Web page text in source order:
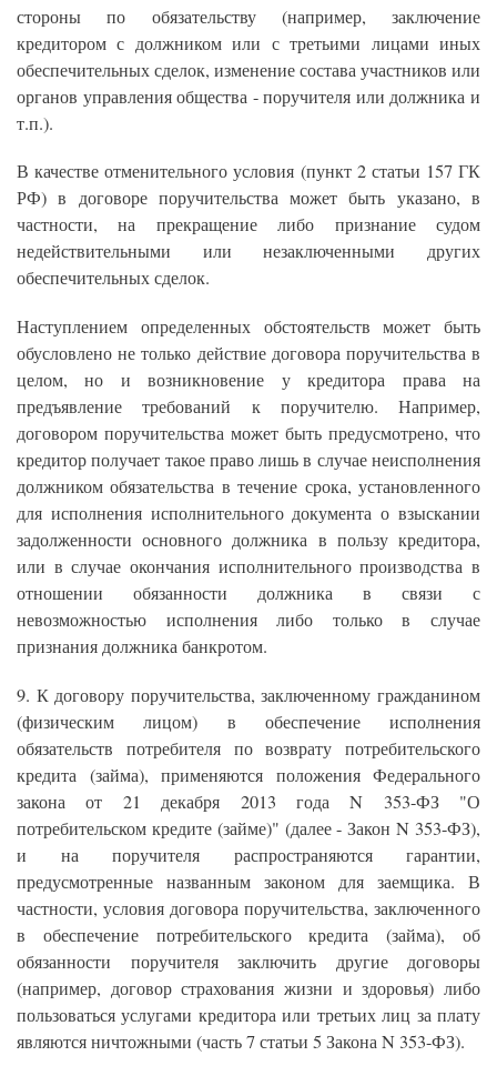
стороны по обязательству (например, заключение
кредитором с должником или с третьими лицами иных
обеспечительных сделок, изменение состава участников или
органов управления общества - поручителя или должника и
т.п.).
В качестве отменительного условия (пункт 2 статьи 157 ГК
РФ) в договоре поручительства может быть указано, в
частности, на прекращение либо признание судом
недействительными или незаключенными других
обеспечительных сделок.
Наступлением определенных обстоятельств может быть
обусловлено не только действие договора поручительства в
целом, но и возникновение у кредитора права на
предъявление требований к поручителю. Например,
договором поручительства может быть предусмотрено, что
кредитор получает такое право лишь в случае неисполнения
должником обязательства в течение срока, установленного
для исполнения исполнительного документа о взыскании
задолженности основного должника в пользу кредитора,
или в случае окончания исполнительного производства в
отношении обязанности должника в связи с
невозможностью исполнения либо только в случае
признания должника банкротом.
9. К договору поручительства, заключенному гражданином
(физическим лицом) в обеспечение исполнения
обязательств потребителя по возврату потребительского
кредита (займа), применяются положения Федерального
закона от 21 декабря 2013 года N 353-ФЗ "О
потребительском кредите (займе)" (далее - Закон N 353-ФЗ),
и на поручителя распространяются гарантии,
предусмотренные названным законом для заемщика. В
частности, условия договора поручительства, заключенного
в обеспечение потребительского кредита (займа), об
обязанности поручителя заключить другие договоры
(например, договор страхования жизни и здоровья) либо
пользоваться услугами кредитора или третьих лиц за плату
являются ничтожными (часть 7 статьи 5 Закона N 353-ФЗ).